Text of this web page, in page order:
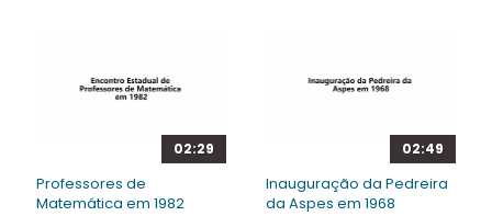
02:29
Professores de
Matemática em 1982
02:49
Inauguração da Pedreira
da Aspes em 1968